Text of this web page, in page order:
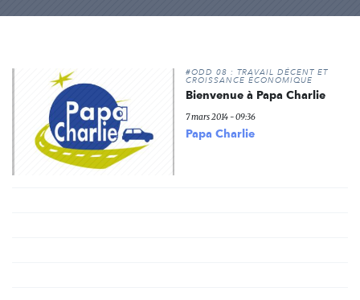
#ODD 08 : TRAVAIL DÉCENT ET
CROISSANCE ÉCONOMIQUE
Bienvenue à Papa Charlie
7 mars 2014 - 09:36
Papa Charlie